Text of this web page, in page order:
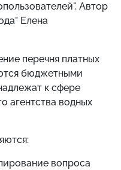
Автор
Елена
перечня платных
бюджетными
к сфере
агентства водных
вопроса